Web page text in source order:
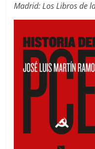
Madrid: Los Libros de